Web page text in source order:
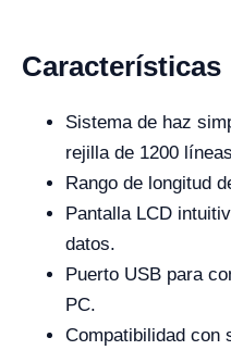
Características
Sistema de haz
rejilla de 1200
Rango de longitud
Pantalla LCD
datos.
Puerto USB para
PC.
Compatibilidad con